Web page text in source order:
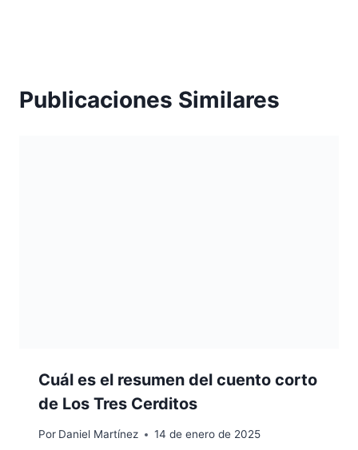
Publicaciones Similares
Cuál es el resumen del cuento corto
de Los Tres Cerditos
Por Daniel Martínez 14 de enero de 2025